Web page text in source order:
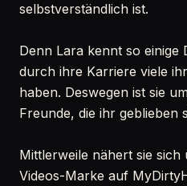
selbstverständlich ist.
Denn Lara kennt so einige
durch ihre Karriere viele
haben. Deswegen ist sie
Freunde, die ihr geblieben
Mittlerweile nähert sie sich
Videos-Marke auf